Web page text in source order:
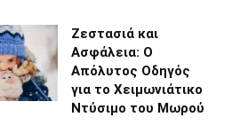
Ζεστασιά και
Ασφάλεια: Ο
Απόλυτος Οδηγός
για το Χειμωνιάτικο
Ντύσιμο του Μωρού